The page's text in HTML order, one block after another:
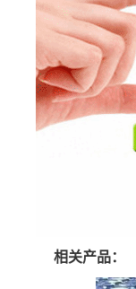
相关产品：